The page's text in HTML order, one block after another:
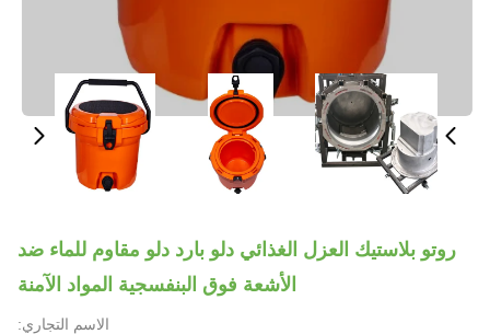
روتو بلاستيك العزل الغذائي دلو بارد دلو مقاوم للماء ضد
الأشعة فوق البنفسجية المواد الآمنة
الاسم التجاري: